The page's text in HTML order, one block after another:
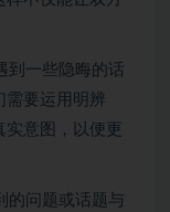
到一些隐晦的话
需要运用明辨
意图，以便更
的问题或话题与